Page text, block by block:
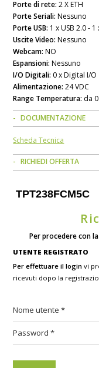
Porte di rete: 2 X ETH
Porte Seriali: Nessuno
Porte USB: 1 x USB 2.0 - 1
Uscite Video: Nessuno
Webcam: NO
Espansioni: Nessuno
I/O Digitali: 0 x Digital I/O
Alimentazione: 24 VDC
Range Temperatura: da
DOCUMENTAZIONE
Scheda Tecnica
RICHIEDI OFFERTA
TPT238FCM5C
Per procedere con
UTENTE REGISTRATO
Per effettuare il login vi
ricevuti dopo la